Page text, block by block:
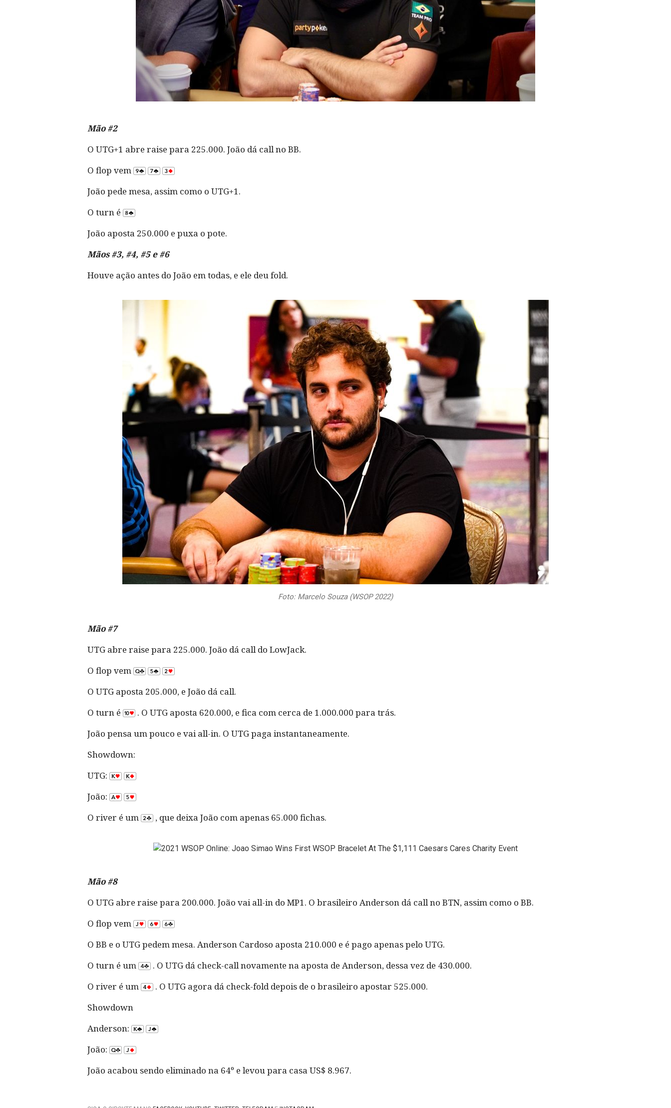
Mão #2
O UTG+1 abre raise para 225.000. João dá call no BB.
O flop vem
João pede mesa, assim como o UTG+1.
O turn é
João aposta 250.000 e puxa o pote.
Mãos #3, #4, #5 e #6
Houve ação antes do João em todas, e ele deu fold.
Foto: Marcelo Souza (WSOP 2022)
Mão #7
UTG abre raise para 225.000. João dá call do LowJack.
O flop vem
O UTG aposta 205.000, e João dá call.
O turn é
. O UTG aposta 620.000, e fica com cerca de 1.000.000 para trás.
João pensa um pouco e vai all-in. O UTG paga instantaneamente.
Showdown:
UTG:
João:
O river é um
, que deixa João com apenas 65.000 fichas.
Mão #8
O UTG abre raise para 200.000. João vai all-in do MP1. O brasileiro Anderson dá call no BTN, assim como o BB.
O flop vem
O BB e o UTG pedem mesa. Anderson Cardoso aposta 210.000 e é pago apenas pelo UTG.
O turn é um
. O UTG dá check-call novamente na aposta de Anderson, dessa vez de 430.000.
O river é um
. O UTG agora dá check-fold depois de o brasileiro apostar 525.000.
Showdown
Anderson:
João:
João acabou sendo eliminado na 64º e levou para casa US$ 8.967.